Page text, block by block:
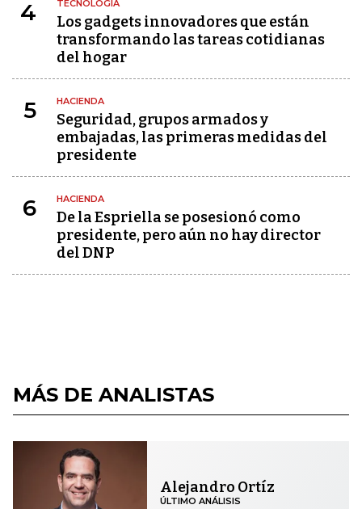
4 TECNOLOGÍA
Los gadgets innovadores que están
transformando las tareas cotidianas
del hogar
5 HACIENDA
Seguridad, grupos armados y
embajadas, las primeras medidas del
presidente
6 HACIENDA
De la Espriella se posesionó como
presidente, pero aún no hay director
del DNP
MÁS DE ANALISTAS
Alejandro Ortíz
ÚLTIMO ANÁLISIS